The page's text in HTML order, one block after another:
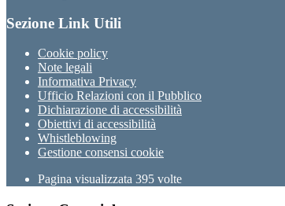
Sezione Link Utili
Cookie policy
Note legali
Informativa Privacy
Ufficio Relazioni con il Pubblico
Dichiarazione di accessibilità
Obiettivi di accessibilità
Whistleblowing
Gestione consensi cookie
Pagina visualizzata 395 volte